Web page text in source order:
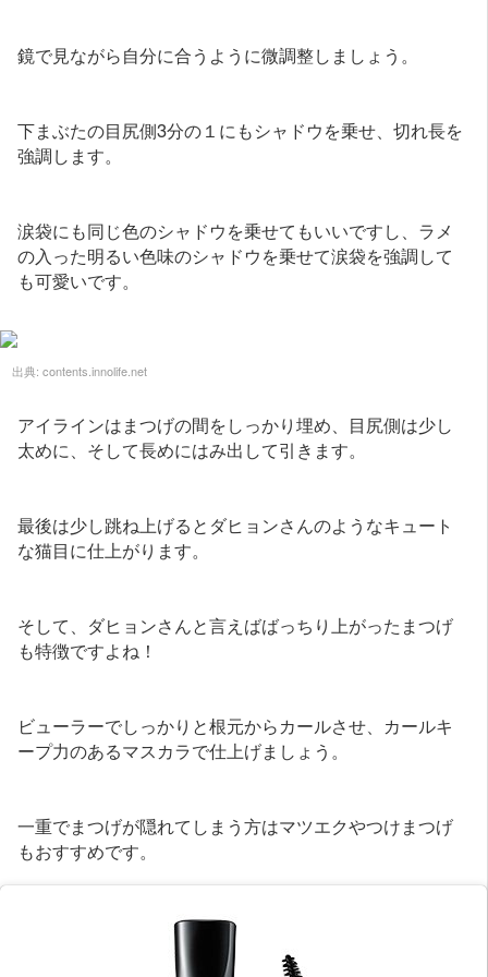
鏡で見ながら自分に合うように微調整しましょう。
下まぶたの目尻側3分の１にもシャドウを乗せ、切れ長を
強調します。
涙袋にも同じ色のシャドウを乗せてもいいですし、ラメ
の入った明るい色味のシャドウを乗せて涙袋を強調して
も可愛いです。
出典: contents.innolife.net
アイラインはまつげの間をしっかり埋め、目尻側は少し
太めに、そして長めにはみ出して引きます。
最後は少し跳ね上げるとダヒョンさんのようなキュート
な猫目に仕上がります。
そして、ダヒョンさんと言えばばっちり上がったまつげ
も特徴ですよね！
ビューラーでしっかりと根元からカールさせ、カールキ
ープ力のあるマスカラで仕上げましょう。
一重でまつげが隠れてしまう方はマツエクやつけまつげ
もおすすめです。